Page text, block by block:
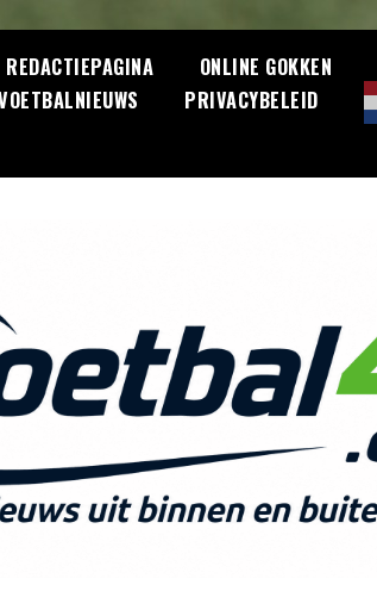
REDACTIEPAGINA ONLINE GOKKEN
PRIVACYBELEID